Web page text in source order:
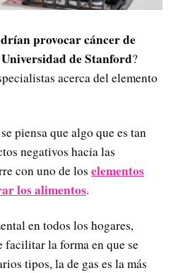
provocar cáncer de
de Stanford?
acerca del elemento
piensa que algo que es tan
negativos hacia las
con uno de los elementos
los alimentos.
en todos los hogares,
facilitar la forma en que se
tipos, la de gas es la más